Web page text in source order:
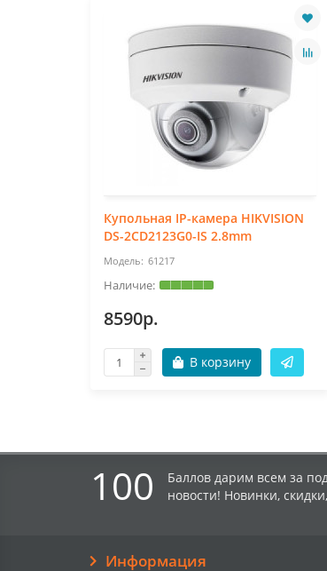
Купольная IP-камера HIKVISION
DS-2CD2123G0-IS 2.8mm
61217
8590р.
В корзину
100
Баллов дарим всем за
новости! Новинки,
Информация